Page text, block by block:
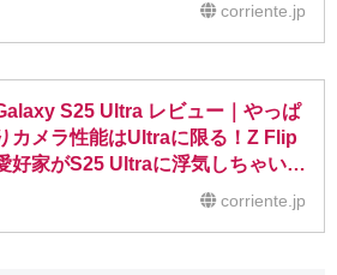
corriente.jp
S25 Ultra レビュー｜やっぱ
カメラ性能はUltraに限る！Z Flip
好家がS25 Ultraに浮気しちゃいそ
corriente.jp